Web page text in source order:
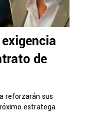
de
reforzarán sus
estratega